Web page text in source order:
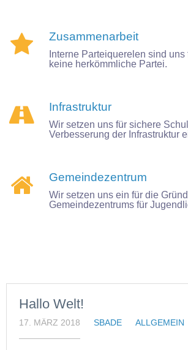
 Zusammenarbeit
Interne Parteiquerelen sind uns
keine herkömmliche Partei.
 Infrastruktur
Wir setzen uns für sichere
Verbesserung der Infrastruktur
 Gemeindezentrum
Wir setzen uns ein für die
Gemeindezentrums für
Hallo Welt!
17. MÄRZ 2018 SBADE ALLGEMEIN